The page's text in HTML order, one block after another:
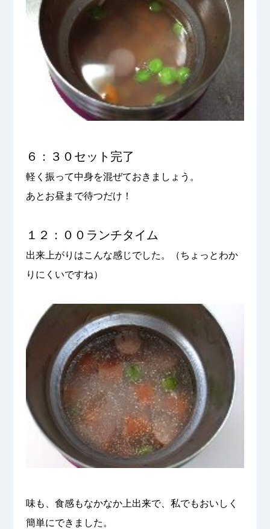
６：３０セット完了
軽く振って中身を混ぜておきましょう。
あとお昼まで待つだけ！
１２：００ランチタイム
出来上がりはこんな感じでした。（ちょっとわか
りにくいですね）
味も、食感もなかなか上出来で、私でもおいしく
簡単にできました。